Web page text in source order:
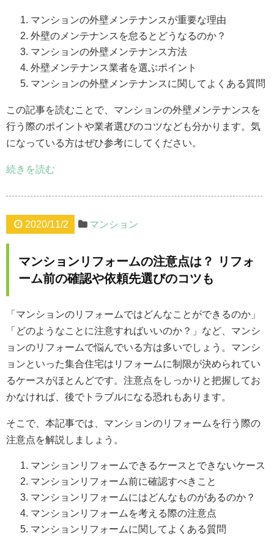
マンションの外壁メンテナンスが重要な理由
外壁のメンテナンスを怠るとどうなるのか？
マンションの外壁メンテナンス方法
外壁メンテナンス業者を選ぶポイント
マンションの外壁メンテナンスに関してよくある質問
この記事を読むことで、マンションの外壁メンテナンスを
行う際のポイントや業者選びのコツなども分かります。気
になっている方はぜひ参考にしてください。
続きを読む
2020/11/2 マンション
マンションリフォームの注意点は？ リフォ
ーム前の確認や依頼先選びのコツも
「マンションのリフォームではどんなことができるのか」
「どのようなことに注意すればいいのか？」など、マンシ
ョンのリフォームで悩んでいる方は多いでしょう。マンシ
ョンといった集合住宅はリフォームに制限が決められてい
るケースがほとんどです。注意点をしっかりと把握してお
かなければ、後でトラブルになる恐れもあります。
そこで、本記事では、マンションのリフォームを行う際の
注意点を解説しましょう。
マンションリフォームできるケースとできないケース
マンションリフォーム前に確認すべきこと
マンションリフォームにはどんなものがあるのか？
マンションリフォームを考える際の注意点
マンションリフォームに関してよくある質問